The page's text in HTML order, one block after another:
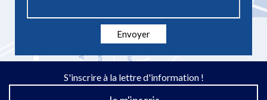
*
Envoyer
S'inscrire à la lettre d'information !